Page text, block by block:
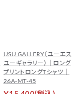
USU GALLERY（ユーエス
ユーギャラリー）｜ロング
プリントロングTシャツ｜
26A-MT-45